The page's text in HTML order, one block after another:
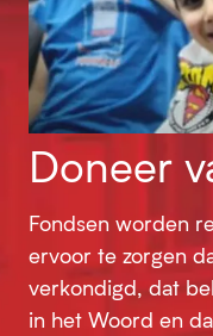
Doneer
Fondsen worden
ervoor te zorgen
verkondigd, dat
in het Woord en